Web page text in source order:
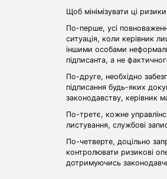
Щоб мінімізувати ці
По-перше, усі
ситуація, коли керівник
іншими особами
підписанта, а не
По-друге, необхідно
підписання будь-яких
законодавству, керівник
По-третє, кожне
листування, службові
По-четверте, доцільно
контролювати ризикові
дотримуючись